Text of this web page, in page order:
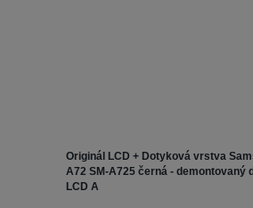
Originál LCD + Dotyková vrstva
A72 SM-A725 černá - demontovaný
LCD A